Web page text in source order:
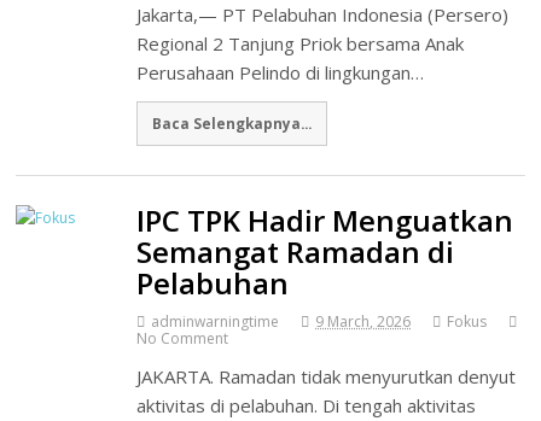
Jakarta,— PT Pelabuhan Indonesia (Persero)
Regional 2 Tanjung Priok bersama Anak
Perusahaan Pelindo di lingkungan…
Baca Selengkapnya...
IPC TPK Hadir Menguatkan
Semangat Ramadan di
Pelabuhan
adminwarningtime 9 March, 2026
Fokus
No Comment
JAKARTA. Ramadan tidak menyurutkan denyut
aktivitas di pelabuhan. Di tengah aktivitas